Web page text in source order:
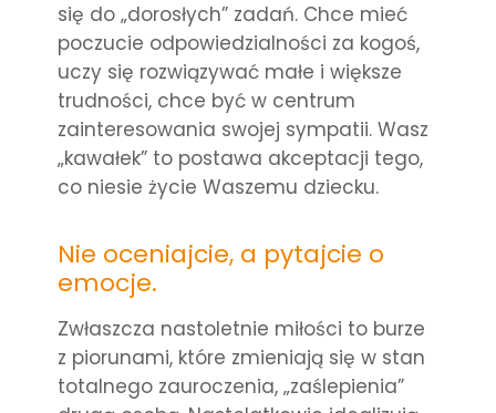
się do „dorosłych” zadań. Chce mieć
poczucie odpowiedzialności za kogoś,
uczy się rozwiązywać małe i większe
trudności, chce być w centrum
zainteresowania swojej sympatii. Wasz
„kawałek” to postawa akceptacji tego,
co niesie życie Waszemu dziecku.
Nie oceniajcie, a pytajcie o
emocje.
Zwłaszcza nastoletnie miłości to burze
z piorunami, które zmieniają się w stan
totalnego zauroczenia, „zaślepienia”